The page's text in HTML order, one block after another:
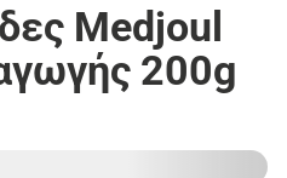
Medjoul
200g